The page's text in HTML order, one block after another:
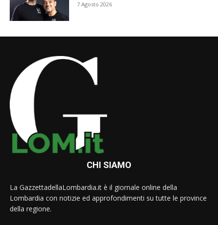
7 Agosto 2026
CHI SIAMO
La GazzettadellaLombardia.it è il giornale online della
Lombardia con notizie ed approfondimenti su tutte le province
della regione.